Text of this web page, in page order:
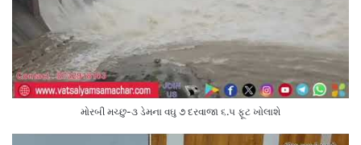
મોરબી મચ્છુ-૩ ડેમના વઘુ ૭ દરવાજા ૬.૫ ફૂટ ખોલાશે